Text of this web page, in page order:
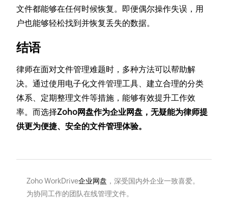
文件都能够在任何时候恢复。即便偶尔操作失误，用
户也能够轻松找到并恢复丢失的数据。
结语
律师在面对文件管理难题时，多种方法可以帮助解
决。通过使用电子化文件管理工具、建立合理的分类
体系、定期整理文件等措施，能够有效提升工作效
率。而选择Zoho网盘作为企业网盘，无疑能为律师提
供更为便捷、安全的文件管理体验。
Zoho WorkDrive企业网盘 ，深受国内外企业一致喜爱。
为协同工作的团队在线管理文件。